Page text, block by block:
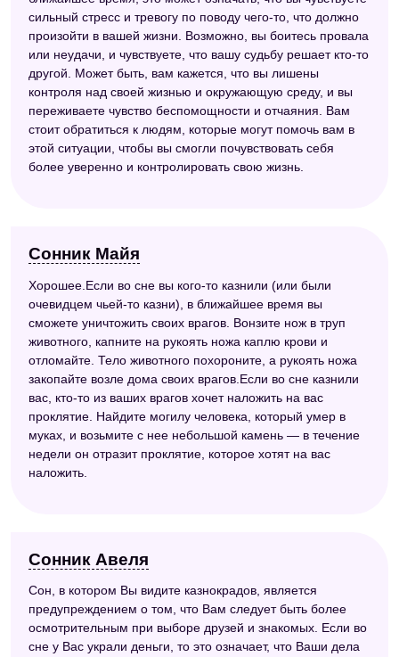
сильный стресс и тревогу по поводу чего-то, что должно
произойти в вашей жизни. Возможно, вы боитесь провала
или неудачи, и чувствуете, что вашу судьбу решает кто-то
другой. Может быть, вам кажется, что вы лишены
контроля над своей жизнью и окружающую среду, и вы
переживаете чувство беспомощности и отчаяния. Вам
стоит обратиться к людям, которые могут помочь вам в
этой ситуации, чтобы вы смогли почувствовать себя
более уверенно и контролировать свою жизнь.
Сонник Майя
Хорошее.Если во сне вы кого-то казнили (или были
очевидцем чьей-то казни), в ближайшее время вы
сможете уничтожить своих врагов. Вонзите нож в труп
животного, капните на рукоять ножа каплю крови и
отломайте. Тело животного похороните, а рукоять ножа
закопайте возле дома своих врагов.Если во сне казнили
вас, кто-то из ваших врагов хочет наложить на вас
проклятие. Найдите могилу человека, который умер в
муках, и возьмите с нее небольшой камень — в течение
недели он отразит проклятие, которое хотят на вас
наложить.
Сонник Авеля
Сон, в котором Вы видите казнокрадов, является
предупреждением о том, что Вам следует быть более
осмотрительным при выборе друзей и знакомых. Если во
сне у Вас украли деньги, то это означает, что Ваши дела